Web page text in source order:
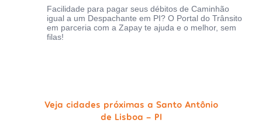
Facilidade para pagar seus débitos de Caminhão
igual a um Despachante em PI? O Portal do Trânsito
em parceria com a Zapay te ajuda e o melhor, sem
filas!
Veja cidades próximas a Santo Antônio
de Lisboa - PI